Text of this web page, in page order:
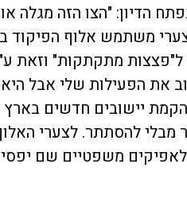
הדיון: "הצו הזה מגלה
משתמש אלוף הפיקוד
ל"פצצות מתקתקות" וזאת
את הפעילות שלי אבל היא
יישובים חדשים
מבלי להסתתר. לצערי
משפטיים שם